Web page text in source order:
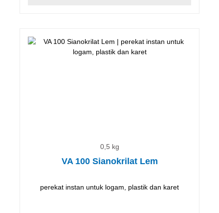
0,5 kg
VA 100 Sianokrilat Lem
perekat instan untuk logam, plastik dan karet